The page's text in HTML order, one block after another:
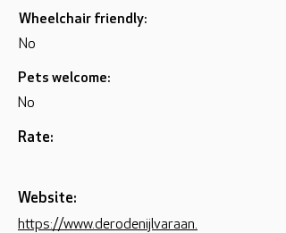
Wheelchair friendly:
No
Pets welcome:
No
Rate:
Website:
https://www.derodenijlvaraan.